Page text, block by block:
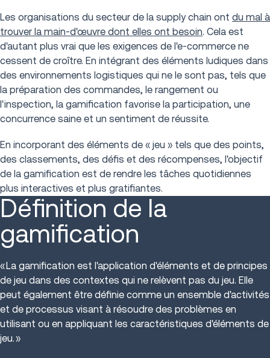
Les organisations du secteur de la supply chain ont du mal à
trouver la main-d'œuvre dont elles ont besoin. Cela est
d'autant plus vrai que les exigences de l'e-commerce ne
cessent de croître. En intégrant des éléments ludiques dans
des environnements logistiques qui ne le sont pas, tels que
la préparation des commandes, le rangement ou
l'inspection, la gamification favorise la participation, une
concurrence saine et un sentiment de réussite.
En incorporant des éléments de « jeu » tels que des points,
des classements, des défis et des récompenses, l'objectif
de la gamification est de rendre les tâches quotidiennes
plus interactives et plus gratifiantes.
Définition de la
gamification
« La gamification est l'application d'éléments et de principes
de jeu dans des contextes qui ne relèvent pas du jeu. Elle
peut également être définie comme un ensemble d'activités
et de processus visant à résoudre des problèmes en
utilisant ou en appliquant les caractéristiques d'éléments de
jeu. »